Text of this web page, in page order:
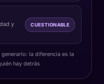
y
CUESTIONABLE
la diferencia es la
hay detrás